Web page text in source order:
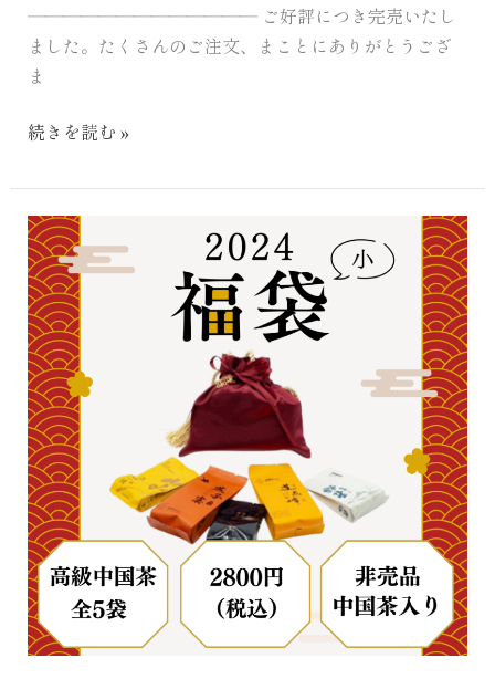
――――――――――――― ご好評につき完売いたし
ました。たくさんのご注文、まことにありがとうござ
ま
続きを読む »
2024
福
袋
(小)